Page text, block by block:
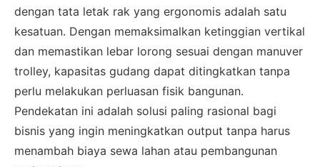
dengan tata letak rak yang ergonomis adalah satu
kesatuan. Dengan memaksimalkan ketinggian vertikal
dan memastikan lebar lorong sesuai dengan manuver
trolley, kapasitas gudang dapat ditingkatkan tanpa
perlu melakukan perluasan fisik bangunan.
Pendekatan ini adalah solusi paling rasional bagi
bisnis yang ingin meningkatkan output tanpa harus
menambah biaya sewa lahan atau pembangunan